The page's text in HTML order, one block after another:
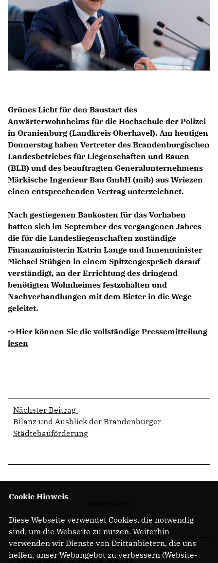
Grünes Licht für den Baustart des
Anwärterwohnheims für die Hochschule der Polizei
in Oranienburg (Landkreis Oberhavel). Am heutigen
Donnerstag haben Vertreter des Brandenburgischen
Landesbetriebes für Liegenschaften und Bauen
(BLB) und des beauftragten Generalunternehmens
Märkische Ingenieur Bau GmbH (mib) aus Wriezen
einen entsprechenden Vertrag unterzeichnet.
Nach gestiegenen Baukosten für das Vorhaben
hatten sich im September des vergangenen Jahres
die für die Landesliegenschaften zuständige
Finanzministerin Katrin Lange und Innenminister
Michael Stübgen in einem Spitzengespräch darauf
verständigt, an der Errichtung des dringend
benötigten Wohnheimes festzuhalten und
Nachverhandlungen mit dem Bieter in die Wege
geleitet.
->Hier können Sie die vollständige Pressemitteilung
lesen
Nächster Beitrag
Bilanz und Ausblick der Brandenburger
Städtebauförderung
Cookie Hinweis
Diese Webseite verwendet Cookies, die notwendig
sind, um die Webseite zu nutzen. Weiterhin
verwenden wir Dienste von Drittanbietern, die uns
helfen, unser Webangebot zu verbessern (Website-